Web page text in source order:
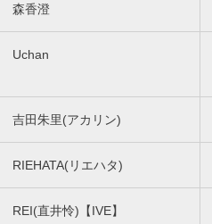
森香澄
Uchan
吉田朱里(アカリン)
RIEHATA(リエハタ)
REI(直井怜)【IVE】